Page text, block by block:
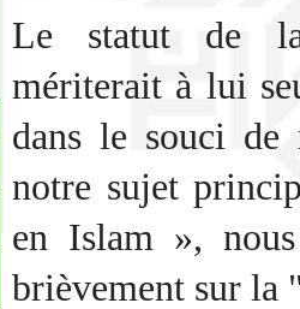
Le statut de
mériterait à lui
dans le souci de
notre sujet
en Islam »,
brièvement sur la